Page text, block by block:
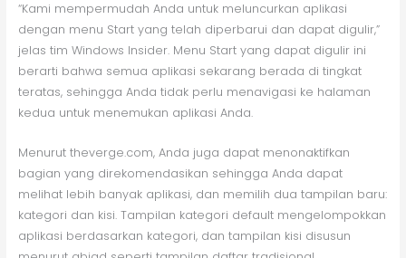
“Kami mempermudah Anda untuk meluncurkan aplikasi
dengan menu Start yang telah diperbarui dan dapat digulir,”
jelas tim Windows Insider. Menu Start yang dapat digulir ini
berarti bahwa semua aplikasi sekarang berada di tingkat
teratas, sehingga Anda tidak perlu menavigasi ke halaman
kedua untuk menemukan aplikasi Anda.
Menurut theverge.com, Anda juga dapat menonaktifkan
bagian yang direkomendasikan sehingga Anda dapat
melihat lebih banyak aplikasi, dan memilih dua tampilan baru:
kategori dan kisi. Tampilan kategori default mengelompokkan
aplikasi berdasarkan kategori, dan tampilan kisi disusun